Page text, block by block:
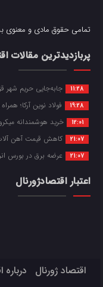
تمامی حقوق مادی و معنوی
پربازدیدترین مقالات
11:28 جابه‌جایی حریم شهر
19:28 فولاد نوین آرکا؛
12:01 خرید هوشمندانه
21:07 کاهش قیمت آهن
21:07 عرضه برق در بورس
اعتبار اقتصادژورنال
اقتصاد ژورنال درباره